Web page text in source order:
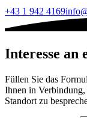
+43 1 942 4169
Interesse an
Füllen Sie das
Ihnen in
Standort zu